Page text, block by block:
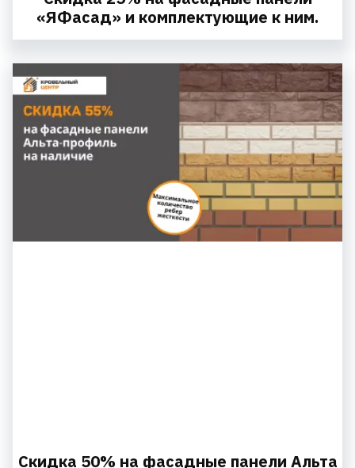
«ЯФасад» и комплектующие к ним.
Скидка 50% на фасадные панели Альта